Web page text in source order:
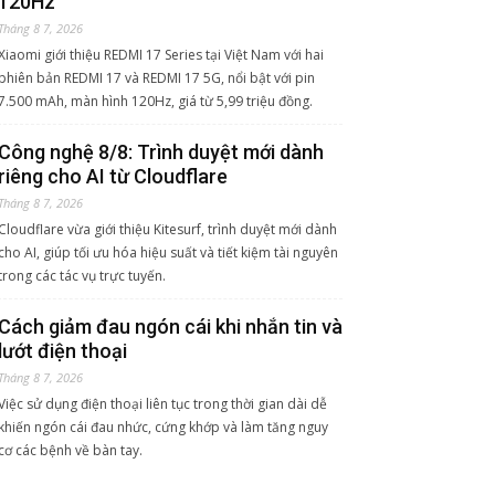
8 7, 2026
giới thiệu REDMI 17 Series tại Việt Nam với hai
bản REDMI 17 và REDMI 17 5G, nổi bật với pin
mAh, màn hình 120Hz, giá từ 5,99 triệu đồng.
nghệ 8/8: Trình duyệt mới dành
cho AI từ Cloudflare
8 7, 2026
vừa giới thiệu Kitesurf, trình duyệt mới dành
AI, giúp tối ưu hóa hiệu suất và tiết kiệm tài nguyên
các tác vụ trực tuyến.
giảm đau ngón cái khi nhắn tin và
điện thoại
8 7, 2026
sử dụng điện thoại liên tục trong thời gian dài dễ
ngón cái đau nhức, cứng khớp và làm tăng nguy
các bệnh về bàn tay.